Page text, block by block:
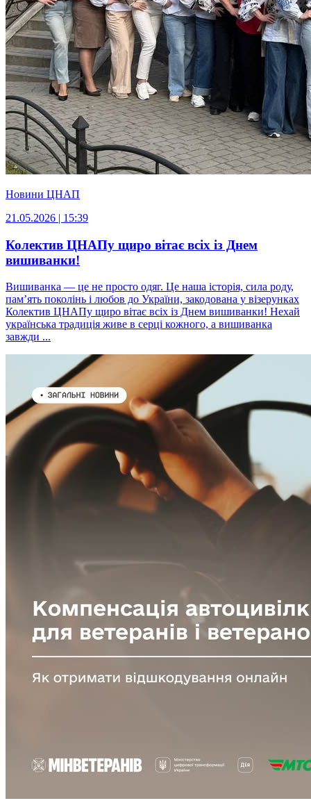
Новини ЦНАП
21.05.2026 | 15:39
Колектив ЦНАПу щиро вітає всіх із Днем
вишиванки!
Вишиванка — це не просто одяг. Це наша історія, сила роду,
пам’ять поколінь і любов до України, закодована у візерунках
Колектив ЦНАПу щиро вітає всіх із Днем вишиванки! Нехай
українська традиція живе в серці кожного, а вишиванка
завжди ...